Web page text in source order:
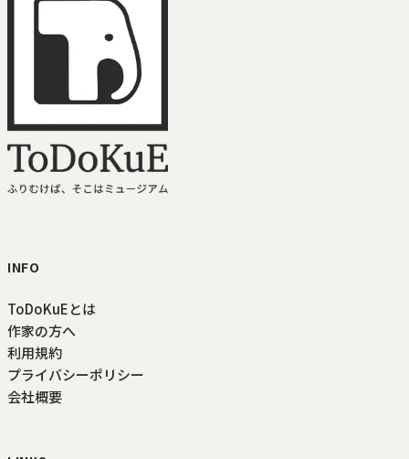
INFO
ToDoKuEとは
作家の方へ
利用規約
プライバシーポリシー
会社概要